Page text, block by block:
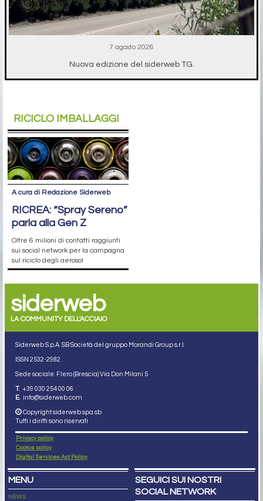
7 agosto 2026
Nuova edizione del siderweb TG.
RICICLO IMBALLAGGI
A cura di Redazione Siderweb
RICREA: “Spray Sereno”
parla alla Gen Z
Oltre 6 milioni di contatti raggiunti
sui social network per la campagna
sul riciclo degli aerosol
siderweb
LA COMMUNITY DELL'ACCIAIO
Siderweb S.p.A. SB Società del gruppo Morandi Group s.r.l.
ISSN 2532-2982
Sede sociale: Flero (Brescia) Via Don Milani 5
T. +39 030 254 00 06
E. info@siderweb.com
Copyright siderweb spa sb
Tutti i diritti sono riservati
Privacy policy
Cookie policy
Digital Services Act Policy
MENU
NEWS
SEGUICI SUI NOSTRI
SOCIAL NETWORK